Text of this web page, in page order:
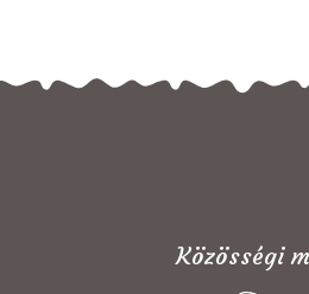
Közösségi